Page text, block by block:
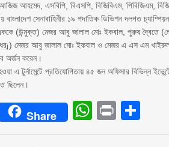
আজিজ আহমেদ, এসবিপি, বিএসপি, বিজিবিএম, পিবিজিএম,
বাংলাদেশ সেনাবাহিনীর ১৯ পদাতিক ডিভিশন দলগত
(উন্মুক্ত) মেজর আবু জালাল মোঃ ইকবাল, পুরুষ দ্বৈতে (লেঃ
মেজর আবু জালাল মোঃ ইকবাল ও মেজর এ এস এম খাইরুল
অর্জন করেন।
এ টুর্নামেন্টে প্রতিযোগিতায় ৪৫ জন অফিসার বিভিন্ন
ছিলেন।
Share Print